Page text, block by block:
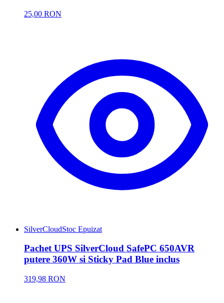
25,00 RON
SilverCloudStoc Epuizat
Pachet UPS SilverCloud SafePC 650AVR
putere 360W si Sticky Pad Blue inclus
319,98 RON